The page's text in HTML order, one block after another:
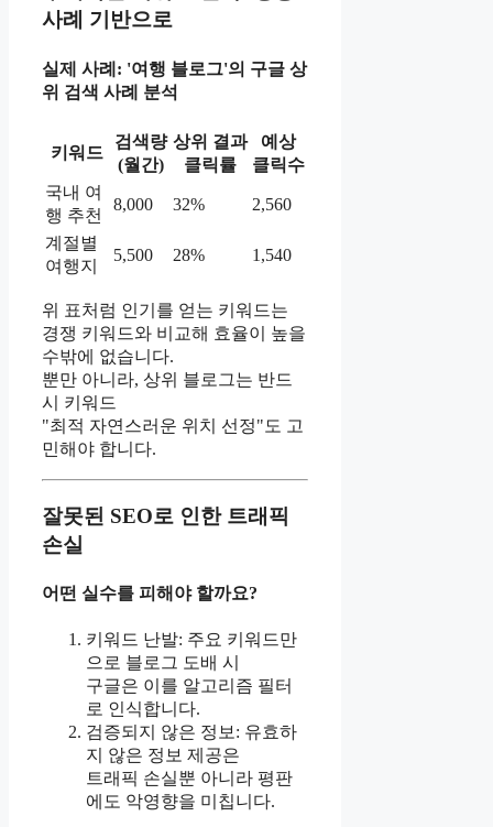
사례 기반으로
실제 사례: '여행 블로그'의 구글 상
위 검색 사례 분석
키워드
검색량
(월간)
상위 결과
클릭률
예상
클릭수
국내 여
행 추천
8,000 32% 2,560
계절별
여행지
5,500 28% 1,540
위 표처럼 인기를 얻는 키워드는
경쟁 키워드와 비교해 효율이 높을
수밖에 없습니다.
뿐만 아니라, 상위 블로그는 반드
시 키워드
"최적 자연스러운 위치 선정"도 고
민해야 합니다.
잘못된 SEO로 인한 트래픽
손실
어떤 실수를 피해야 할까요?
키워드 난발: 주요 키워드만
으로 블로그 도배 시
구글은 이를 알고리즘 필터
로 인식합니다.
검증되지 않은 정보: 유효하
지 않은 정보 제공은
트래픽 손실뿐 아니라 평판
에도 악영향을 미칩니다.